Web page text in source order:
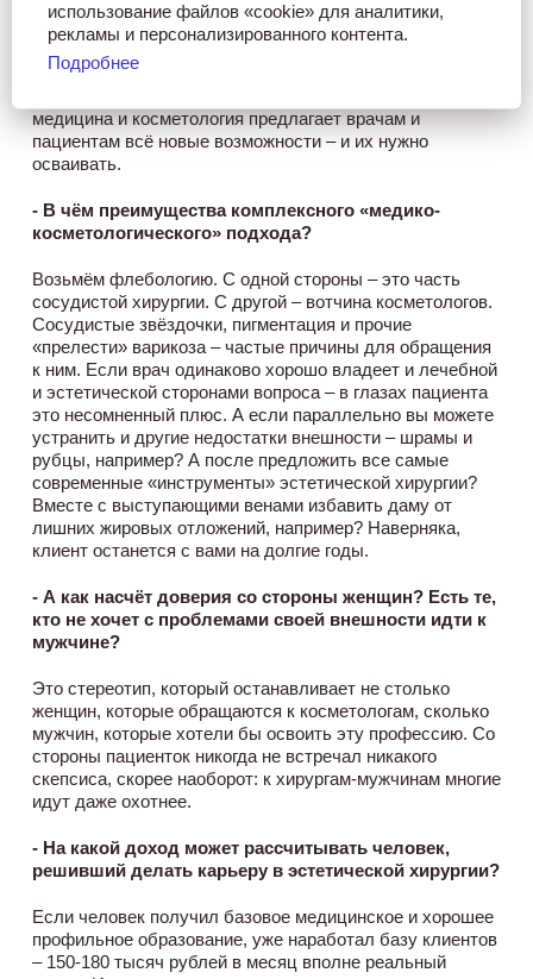
квалификации. Пожалуй, мой послужной список и
правда можно назвать солидным, но я не собираюсь
останавливаться. В следующем году буду защищать
кандидатскую диссертацию. После – получать
медицина и косметология предлагает врачам и
пациентам всё новые возможности – и их нужно
осваивать.
- В чём преимущества комплексного «медико-
косметологического» подхода?
Возьмём флебологию. С одной стороны – это часть
сосудистой хирургии. С другой – вотчина косметологов.
Сосудистые звёздочки, пигментация и прочие
«прелести» варикоза – частые причины для обращения
к ним. Если врач одинаково хорошо владеет и лечебной
и эстетической сторонами вопроса – в глазах пациента
это несомненный плюс. А если параллельно вы можете
устранить и другие недостатки внешности – шрамы и
рубцы, например? А после предложить все самые
современные «инструменты» эстетической хирургии?
Вместе с выступающими венами избавить даму от
лишних жировых отложений, например? Наверняка,
клиент останется с вами на долгие годы.
- А как насчёт доверия со стороны женщин? Есть те,
кто не хочет с проблемами своей внешности идти к
мужчине?
Это стереотип, который останавливает не столько
женщин, которые обращаются к косметологам, сколько
мужчин, которые хотели бы освоить эту профессию. Со
стороны пациенток никогда не встречал никакого
скепсиса, скорее наоборот: к хирургам-мужчинам многие
идут даже охотнее.
- На какой доход может рассчитывать человек,
решивший делать карьеру в эстетической хирургии?
Если человек получил базовое медицинское и хорошее
профильное образование, уже наработал базу клиентов
– 150-180 тысяч рублей в месяц вполне реальный
использование файлов «cookie» для аналитики,
рекламы и персонализированного контента.
Подробнее